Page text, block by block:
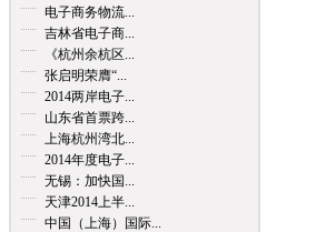
电子商务物流...
吉林省电子商...
《杭州余杭区...
张启明荣膺“...
2014两岸电子...
山东省首票跨...
上海杭州湾北...
2014年度电子...
无锡：加快国...
天津2014上半...
中国（上海）国际...